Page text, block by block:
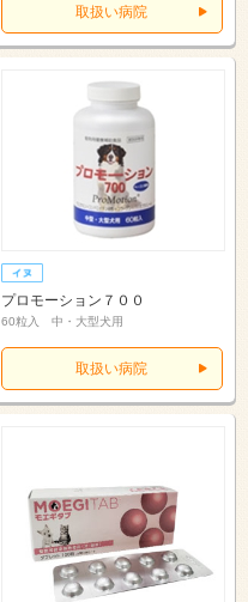
取扱い病院
プロモーション７００
60粒入 中・大型犬用
取扱い病院